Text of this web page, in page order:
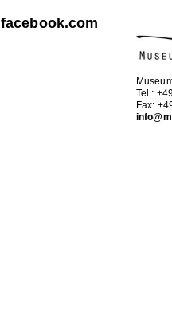
facebook.com
Tel.:
Fax: